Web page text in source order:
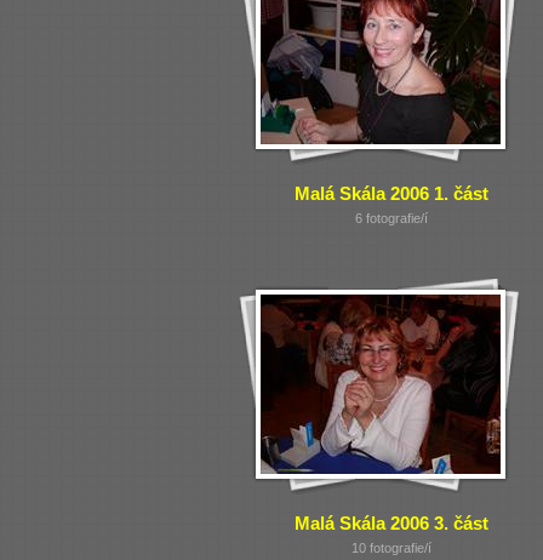
Malá Skála 2006 1. část
6 fotografie/í
Malá Skála 2006 3. část
10 fotografie/í